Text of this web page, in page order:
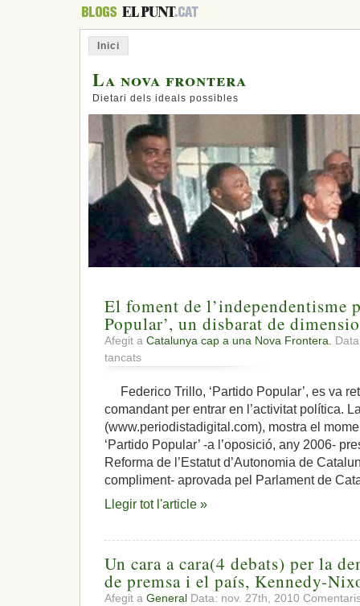
Inici
La nova frontera
Dietari dels ideals possibles
El foment de l’independentisme
Popular’, un disbarat de
Afegit a Catalunya cap a una Nova Frontera.
tancats
El
de
l’independentisme
per
part
del
‘Partido
Popular’,
disbarat
Federico Trillo, ‘Partido Popular’, es va
comandant per entrar en l’activitat política.
(www.periodistadigital.com), mostra el
‘Partido Popular’ -a l’oposició, any 2006-
Reforma de l’Estatut d’Autonomia de
compliment- aprovada pel Parlament de
Llegir tot l'article »
Un cara a cara(4 debats) per la
de premsa i el país, Kennedy-
Afegit a General Data: nov. 27th, 2010